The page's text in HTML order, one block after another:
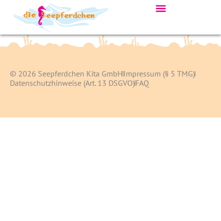
© 2026 Seepferdchen Kita GmbHImpressum (§ 5 TMG)
Datenschutzhinweise (Art. 13 DSGVO)FAQ